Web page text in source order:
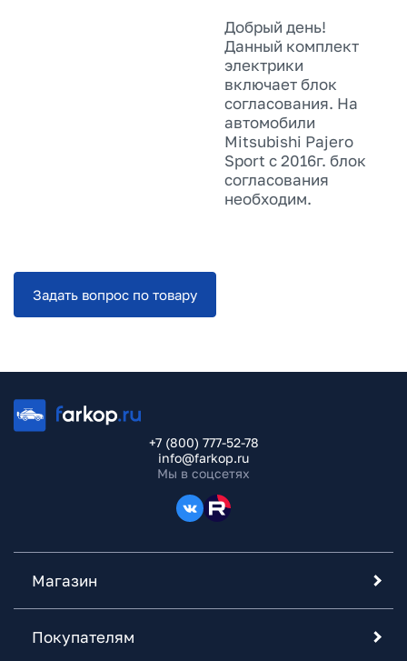
Добрый день!
Данный комплект
электрики
включает блок
согласования. На
автомобили
Mitsubishi Pajero
Sport с 2016г. блок
согласования
необходим.
Задать вопрос по товару
+7 (800) 777-52-78
info@farkop.ru
Мы в соцсетях
Магазин
Покупателям